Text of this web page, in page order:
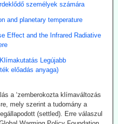
forrásokból - India a
nemcsak autóüzemanyagot
Az így nyert üzemanyag neve
hagyományos keroziné, de
érdeklődnek az
A mezőgazdasági
szintézisgázt lehet gyártani,
szerint hidrogénnel reagáltatva
azaz benzint kapunk. A folyamat
személyek számára
and planetary temperature
Effect and the Infrared Radiative
Legújabb
előadás anyaga)
a ‘zemberokozta klímaváltozás
mely szerint a tudomány a
(settled). Erre válaszul